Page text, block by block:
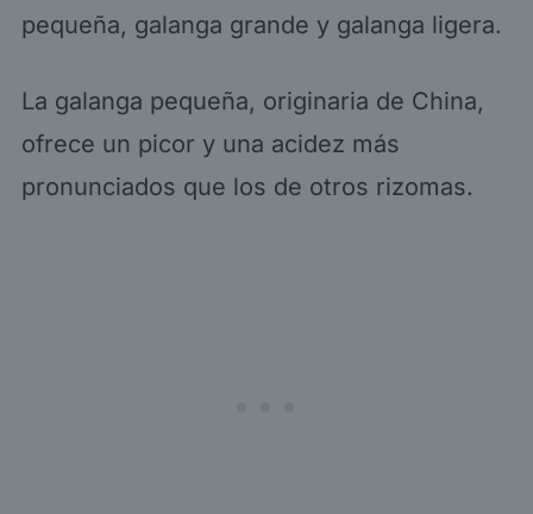
pequeña, galanga grande y galanga ligera.
La galanga pequeña, originaria de China,
ofrece un picor y una acidez más
pronunciados que los de otros rizomas.